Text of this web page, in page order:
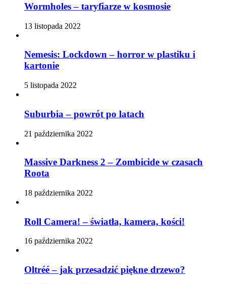
Wormholes – taryfiarze w kosmosie
13 listopada 2022
Nemesis: Lockdown – horror w plastiku i
kartonie
5 listopada 2022
Suburbia – powrót po latach
21 października 2022
Massive Darkness 2 – Zombicide w czasach
Roota
18 października 2022
Roll Camera! – światła, kamera, kości!
16 października 2022
Oltréé – jak przesadzić piękne drzewo?